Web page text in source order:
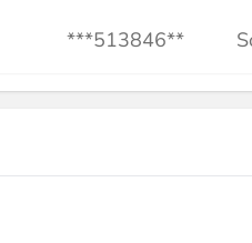
***513846**